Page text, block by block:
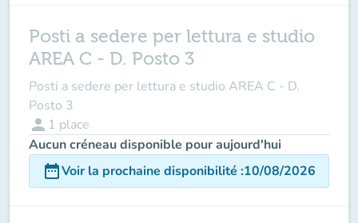
Posti a sedere per lettura e studio
AREA C - D. Posto 3
Posti a sedere per lettura e studio AREA C - D.
Posto 3
person 1 place
Aucun créneau disponible pour aujourd'hui
date_rangeVoir la prochaine disponibilité :10/08/2026